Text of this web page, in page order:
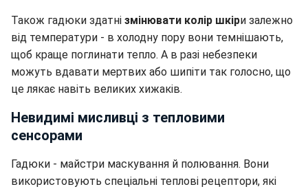
Також гадюки здатні змінювати колір шкіри залежно
від температури - в холодну пору вони темнішають,
щоб краще поглинати тепло. А в разі небезпеки
можуть вдавати мертвих або шипіти так голосно, що
це лякає навіть великих хижаків.
Невидимі мисливці з тепловими
сенсорами
Гадюки - майстри маскування й полювання. Вони
використовують спеціальні теплові рецептори, які